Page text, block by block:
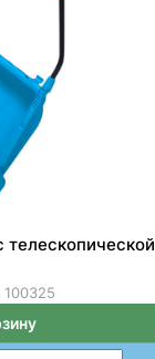
телескопической
100325